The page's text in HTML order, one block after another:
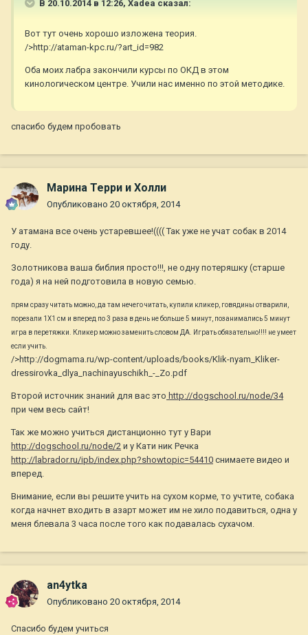
В 20.10.2014 в 12:26, Xadea сказал:
Вот тут очень хорошо изложена теория.
/>http://ataman-kpc.ru/?art_id=982
Оба моих лабра закончили курсы по ОКД в этом
кинологическом центре. Учили нас именно по этой методике.
спасибо будем пробовать
Марина Терри и Холли
Опубликовано 20 октября, 2014
У атамана все очень устаревшее!(((( Так уже не учат собак в 2014
году.
Золотникова ваша библия просто!!!, не одну потеряшку (старше
года) я на ней подготовила в новую семью.
прям сразу читать можно, да там нечего читать, купили кликер, говядины отварили,
порезали 1Х1 см и вперед по 3 раза в день не больше 5 минут, позанимались 5 минут
игра в перетяжки. Кликер можно заменить словом ДА. Играть обязательно!!!! не умеет
если учить.
/>http://dogmama.ru/wp-content/uploads/books/Klik-nyam_Kliker-
dressirovka_dlya_nachinayuschikh_-_Zo.pdf
Второй источник знаний для вас это http://dogschool.ru/node/34
при чем весь сайт!
Так же можно учиться дистанционно тут у Вари
http://dogschool.ru/node/2 и у Кати ник Речка
http://labrador.ru/ipb/index.php?showtopic=54410 снимаете видео и
вперед.
Внимание, если вы решите учить на сухом корме, то учтите, собака
когда начнет входить в азарт может им не хило подавиться, одна у
меня блевала 3 часа после того как подавалась сухачом.
an4ytka
Опубликовано 20 октября, 2014
Спасибо будем учиться